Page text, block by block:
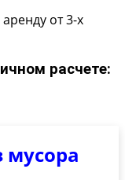
от 3-х
расчете:
мусора